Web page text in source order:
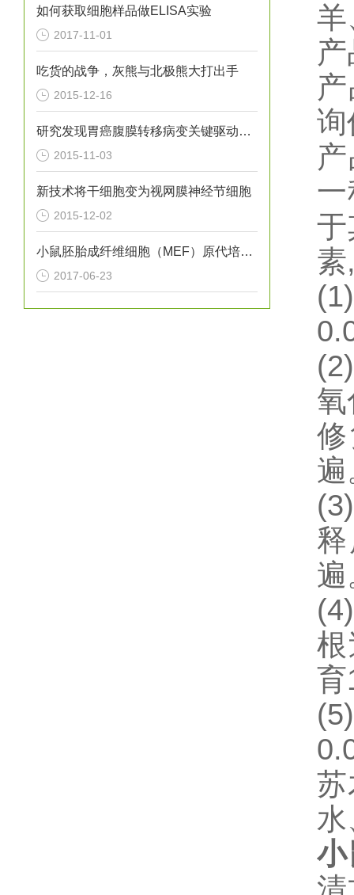
如何获取细胞样品做ELISA实验
2017-11-01
吃货的战争，灰熊与北极熊大打出手
2015-12-16
研究发现胃癌腹膜转移病变关键驱动基因
2015-11-03
新技术将干细胞变为视网膜神经节细胞
2015-12-02
小鼠胚胎成纤维细胞（MEF）原代培养实验
2017-06-23
羊
询
于
素
(1)
(2)
遍
遍
(4)
育
苏